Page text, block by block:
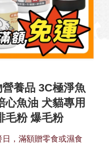
養品 3C極淨魚
心魚油 犬貓專用
毛粉 爆毛粉
日，滿額贈零食或濕食